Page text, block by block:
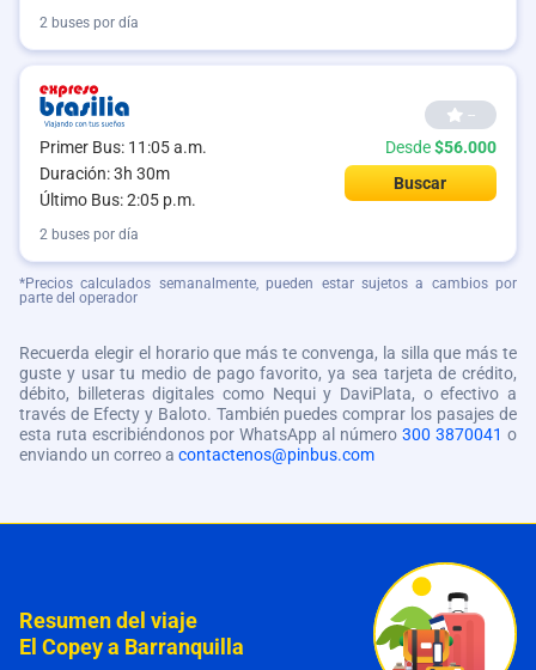
2 buses por día
Primer Bus: 11:05 a.m.
Duración: 3h 30m
Último Bus: 2:05 p.m.
--
Desde$56.000
Buscar
2 buses por día
*Precios calculados semanalmente, pueden estar sujetos a cambios por
parte del operador
Recuerda elegir el horario que más te convenga, la silla que más te
guste y usar tu medio de pago favorito, ya sea tarjeta de crédito,
débito, billeteras digitales como Nequi y DaviPlata, o efectivo a
través de Efecty y Baloto. También puedes comprar los pasajes de
esta ruta escribiéndonos por WhatsApp al número 300 3870041 o
enviando un correo a contactenos@pinbus.com
Resumen del viaje
El Copey a Barranquilla